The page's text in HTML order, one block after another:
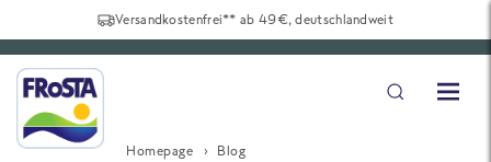
Versandkostenfrei** ab 49€, deutschlandweit
Homepage Blog